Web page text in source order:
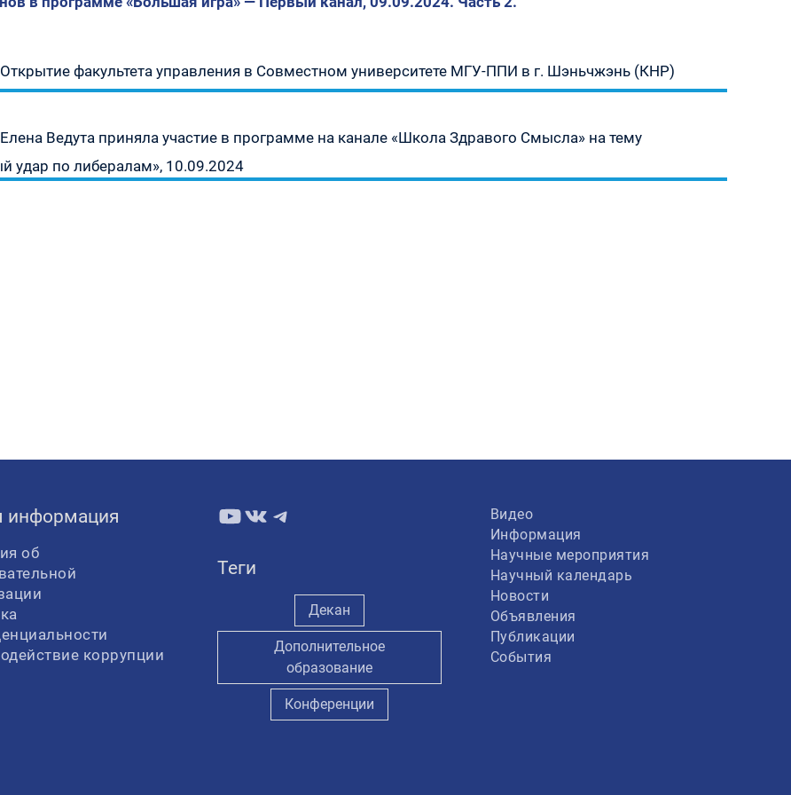
—
—
Предыдущая
запись:
Открытие факультета управления в Совместном университете МГУ-ППИ в г. Шэньчжэнь (КНР)
запись:
Елена Ведута приняла участие в программе на канале «Школа Здравого Смысла» на тему
удар по либералам», 10.09.2024
информация
об
коррупции
YouTube
ВКонтакте
Telegram
Теги
Декан
Дополнительное
образование
Конференции
Видео
Информация
Научные мероприятия
Научный календарь
Новости
Объявления
Публикации
События